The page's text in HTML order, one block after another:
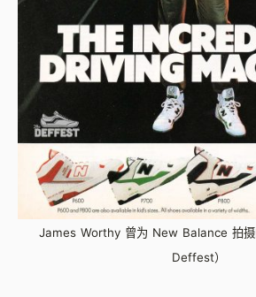
James Worthy 曾为 New Balance 拍摄
Deffest）